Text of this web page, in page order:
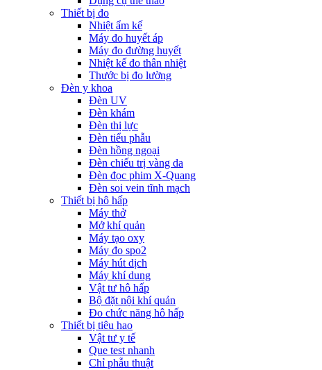
Thiết bị đo
Nhiệt ẩm kế
Máy đo huyết áp
Máy đo đường huyết
Nhiệt kế đo thân nhiệt
Thước bị đo lường
Đèn y khoa
Đèn UV
Đèn khám
Đèn thị lực
Đèn tiểu phẫu
Đèn hồng ngoại
Đèn chiếu trị vàng da
Đèn đọc phim X-Quang
Đèn soi vein tĩnh mạch
Thiết bị hô hấp
Máy thở
Mở khí quản
Máy tạo oxy
Máy đo spo2
Máy hút dịch
Máy khí dung
Vật tư hô hấp
Bộ đặt nội khí quản
Đo chức năng hô hấp
Thiết bị tiêu hao
Vật tư y tế
Que test nhanh
Chỉ phẫu thuật